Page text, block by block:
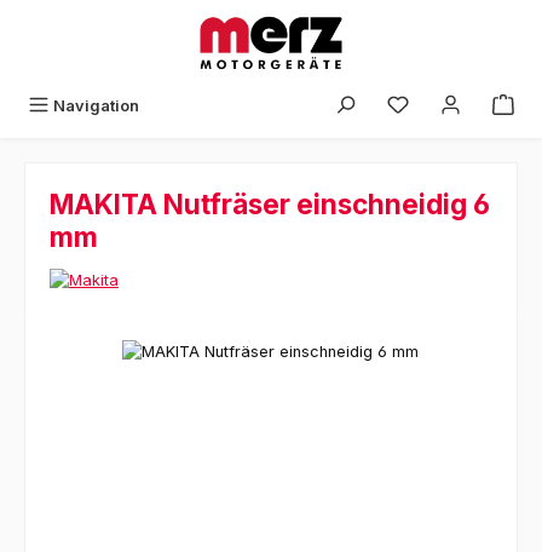
Navigation
MAKITA Nutfräser einschneidig 6
mm
Bildergalerie überspringen